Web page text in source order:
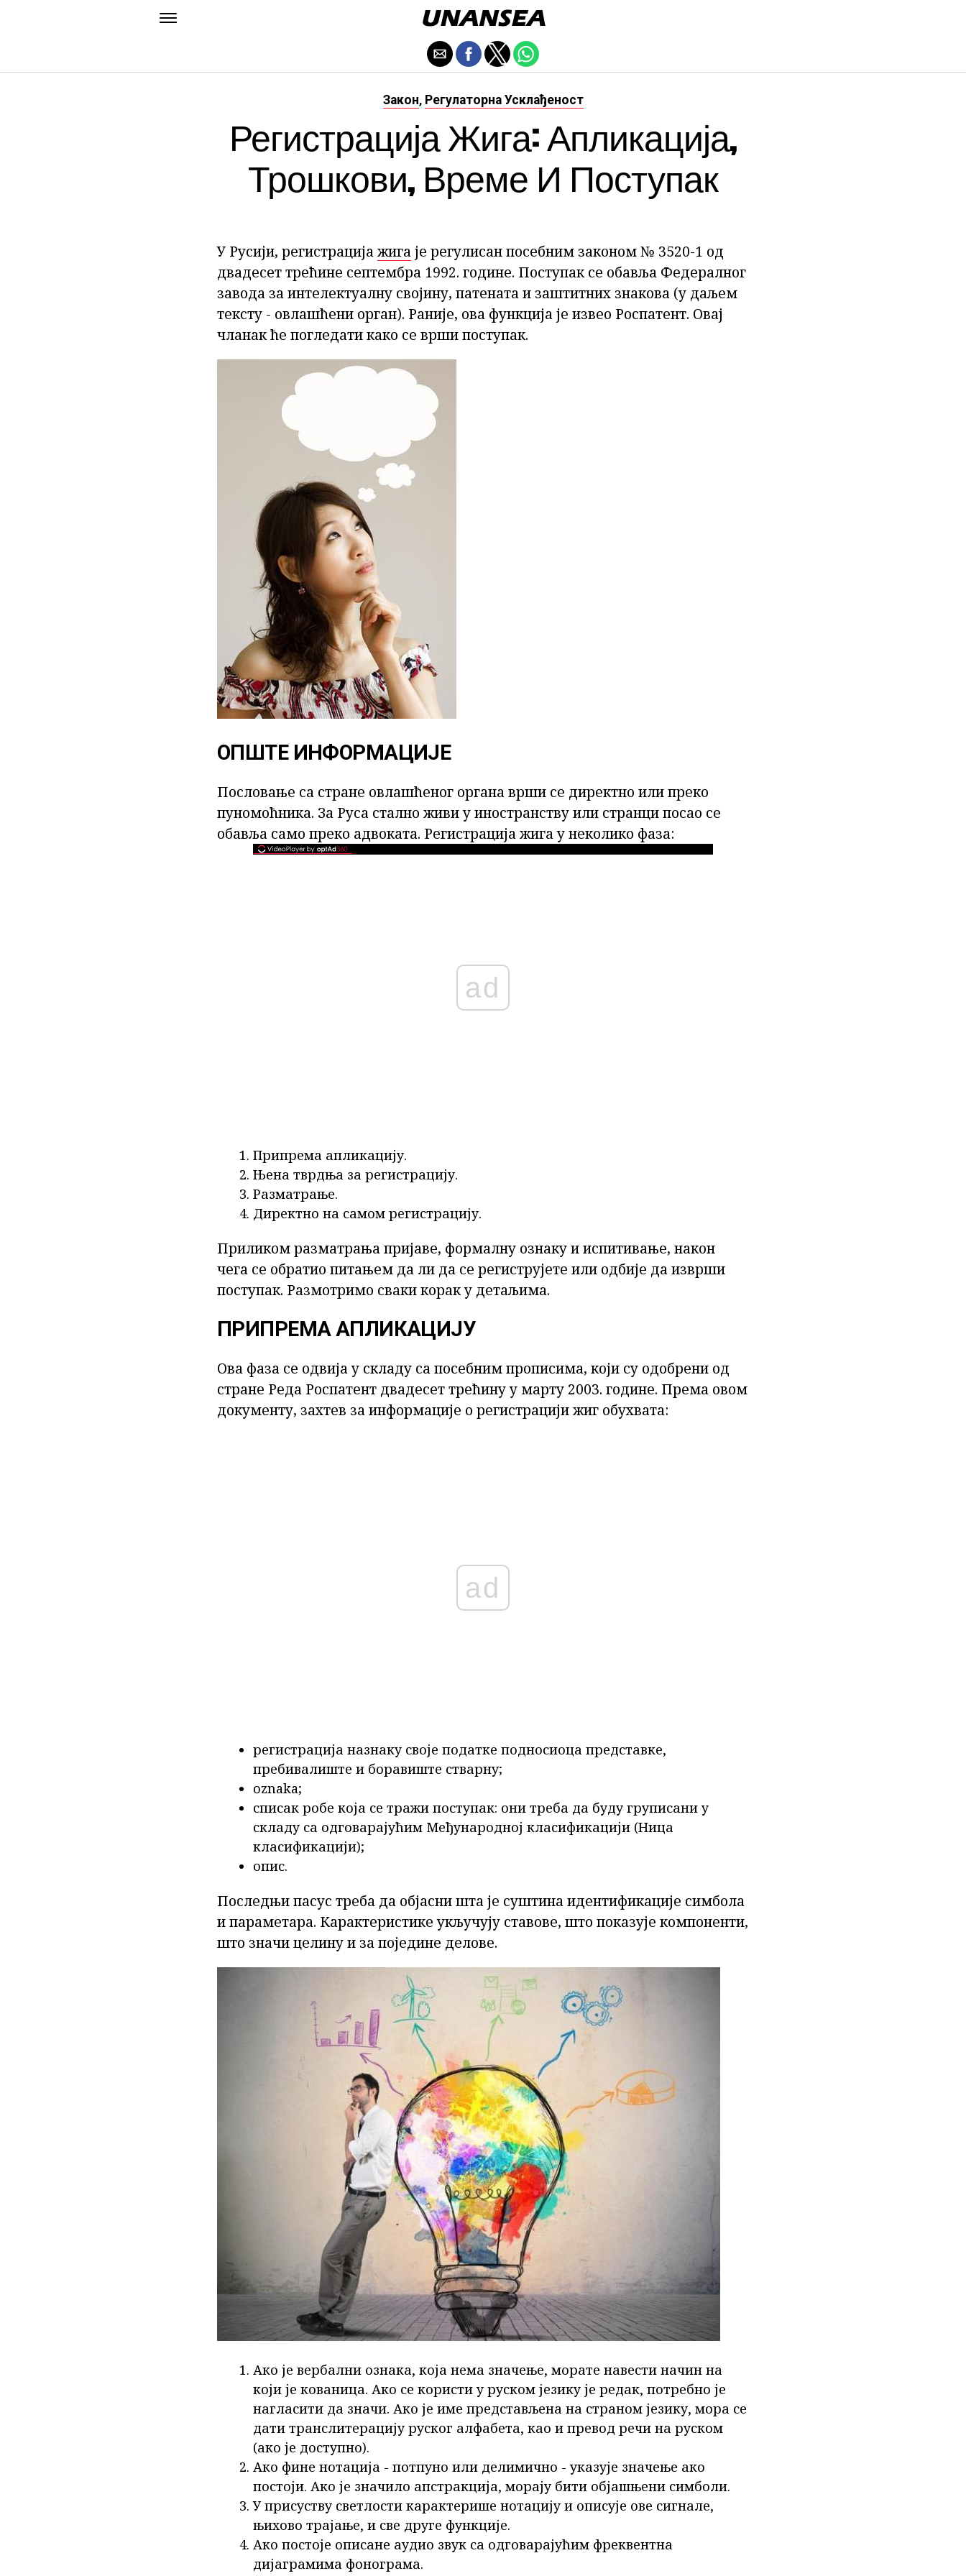
Закон, Регулаторна Усклађеност
Регистрација Жига: Апликација,
Трошкови, Време И Поступак
У Русији, регистрацијажигаје регулисан посебним законом № 3520-1 од
двадесет трећине септембра 1992. године. Поступак се обавља Федералног
завода за интелектуалну својину, патената и заштитних знакова (у даљем
тексту - овлашћени орган). Раније, ова функција је извео Роспатент. Овај
чланак ће погледати како се врши поступак.
ОПШТЕ ИНФОРМАЦИЈЕ
Пословање са стране овлашћеног органа врши се директно или преко
пуномоћника. За Руса стално живи у иностранству или странци посао се
обавља само преко адвоката. Регистрација жига у неколико фаза:
ad
Припрема апликацију.
Њена тврдња за регистрацију.
Разматрање.
Директно на самом регистрацију.
Приликом разматрања пријаве, формалну ознаку и испитивање, након
чега се обратио питањем да ли да се региструјете или одбије да изврши
поступак. Размотримо сваки корак у детаљима.
ПРИПРЕМА АПЛИКАЦИЈУ
Ова фаза се одвија у складу са посебним прописима, који су одобрени од
стране Реда Роспатент двадесет трећину у марту 2003. године. Према овом
документу, захтев за информације о регистрацији жиг обухвата:
ad
регистрација назнаку своје податке подносиоца представке,
пребивалиште и боравиште стварну;
oznaka;
списак робе која се тражи поступак: они треба да буду груписани у
складу са одговарајућим Међународној класификацији (Ница
класификацији);
опис.
Последњи пасус треба да објасни шта је суштина идентификације симбола
и параметара. Карактеристике укључују ставове, што показује компоненти,
што значи целину и за поједине делове.
Ако је вербални ознака, која нема значење, морате навести начин на
који је кованица. Ако се користи у руском језику је редак, потребно је
нагласити да значи. Ако је име представљена на страном језику, мора се
дати транслитерацију руског алфабета, као и превод речи на руском
(ако је доступно).
Ако фине нотација - потпуно или делимично - указује значење ако
постоји. Ако је значило апстракција, морају бити објашњени симболи.
У присуству светлости карактерише нотацију и описује ове сигнале,
њихово трајање, и све друге функције.
Ако постоје описане аудио звук са одговарајућим фреквентна
дијаграмима фонограма.